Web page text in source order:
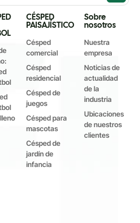
CÉSPED
PAISAJÍSTICO
Césped
comercial
Césped
residencial
Césped de
juegos
Césped para
mascotas
Césped de
jardín de
infancia
Sobre
nosotros
Nuestra
empresa
Noticias de
actualidad
de la
industria
Ubicaciones
de nuestros
clientes